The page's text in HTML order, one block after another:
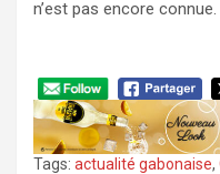
n’est pas encore connue.
Tags: actualité gabonaise,